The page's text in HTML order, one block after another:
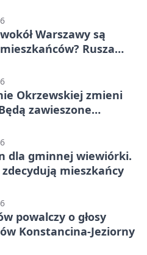
Warszawy są
Rusza
Okrzewskiej zmieni
zawieszone
dla gminnej wiewiórki.
mieszkańcy
powalczy o głosy
Konstancina-Jeziorny